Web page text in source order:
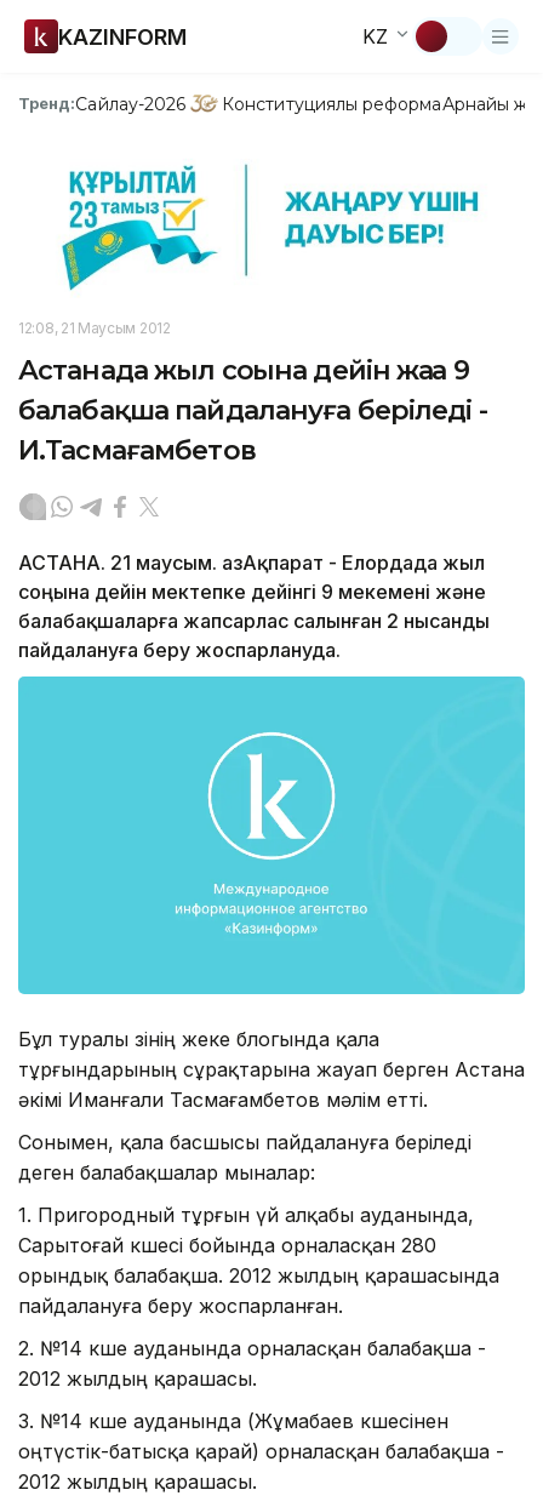
KAZINFORM KZ
Тренд:Сайлау-2026 Конституциялық реформаАрнайы
12:08, 21 Маусым 2012
Астанада жыл соңына дейін жаңа 9
балабақша пайдалануға беріледі -
И.Тасмағамбетов
АСТАНА. 21 маусым. ҚазАқпарат - Елордада жыл
соңына дейін мектепке дейінгі 9 мекемені және
балабақшаларға жапсарлас салынған 2 нысанды
пайдалануға беру жоспарлануда.
Бұл туралы өзінің жеке блогында қала
тұрғындарының сұрақтарына жауап берген Астана
әкімі Иманғали Тасмағамбетов мәлім етті.
Сонымен, қала басшысы пайдалануға беріледі
деген балабақшалар мыналар:
1. Пригородный тұрғын үй алқабы ауданында,
Сарытоғай көшесі бойында орналасқан 280
орындық балабақша. 2012 жылдың қарашасында
пайдалануға беру жоспарланған.
2. №14 көше ауданында орналасқан балабақша -
2012 жылдың қарашасы.
3. №14 көше ауданында (Жұмабаев көшесінен
оңтүстік-батысқа қарай) орналасқан балабақша -
2012 жылдың қарашасы.